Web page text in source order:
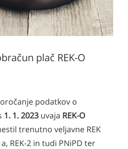
plač REK-O
podatkov o
1. 1. 2023 uvaja REK-O
trenutno veljavne REK
REK-2 in tudi PNiPD ter